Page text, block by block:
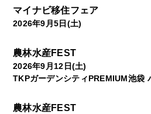
マイナビ移住フェア
2026年9月5日(土)
農林水産FEST
2026年9月12日(土)
TKPガーデンシティPREMIUM池袋
農林水産FEST